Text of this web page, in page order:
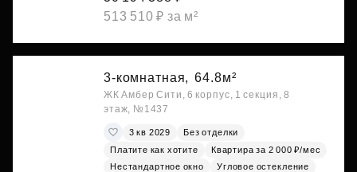
513 510 ₽ за м²
3-комнатная, 64.8м²
ЖК Амбер Сити, 6 корпус, 1 секция, 8
этаж, №1437
3 кв 2029
Без отделки
Платите как хотите
Квартира за 2 000 ₽/мес
Нестандартное окно
Угловое остекление